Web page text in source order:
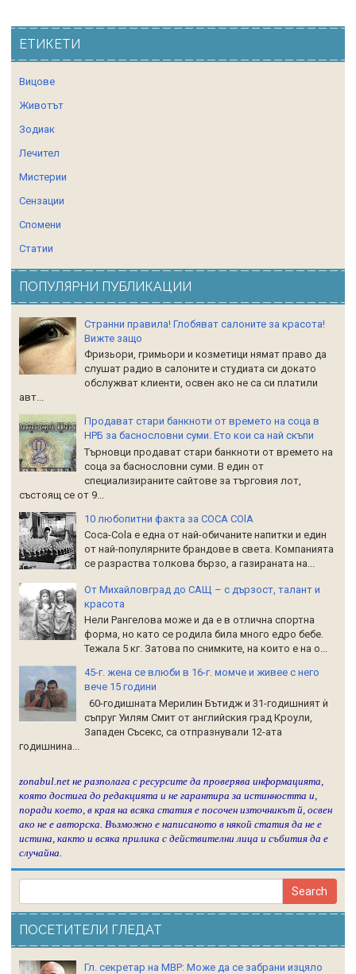
ЕТИКЕТИ
Вицове
Животът
Зодиак
Лечител
Мистерии
Сензации
Спомени
Статии
ПОПУЛЯРНИ ПУБЛИКАЦИИ
Странни правила! Глобяват салоните за красота!
Вижте защо
Фризьори, гримьори и козметици нямат право да
слушат радио в салоните и студиата си докато
обслужват клиенти, освен ако не са си платили
авт...
Продават стари банкноти от времето на соца в
НРБ за баснословни суми. Ето кои са най скъпи
Търновци продават стари банкноти от времето на
соца за баснословни суми. В един от
специализираните сайтове за търговия лот,
състоящ се от 9...
10 любопитни факта за COCA COlA
Coca-Cola е една от най-обичаните напитки и един
от най-популярните брандове в света. Компанията
се разраства толкова бързо, а газираната на...
От Михайловград до САЩ – с дързост, талант и
красота
Нели Рангелова може и да е в отлична спортна
форма, но като се родила била много едро бебе.
Тежала 5 кг. Затова по снимките, на които е на о...
45-г. жена се влюби в 16-г. момче и живее с него
вече 15 години
60-годишната Мерилин Бътидж и 31-годишният ѝ
съпруг Уилям Смит от английския град Кроули,
Западен Съсекс, са отпразнували 12-ата
годишнина...
zonabul.net не разполага с ресурсите да проверява информацията,
която достига до редакцията и не гарантира за истинността и,
поради което, в края на всяка статия е посочен източникът й, освен
ако не е авторска. Възможно е написаното в някой статия да не е
истина, както и всяка прилика с действителни лица и събития да е
случайна.
ПОСЕТИТЕЛИ ГЛЕДАТ
Гл. секретар на МВР: Може да се забрани изцяло